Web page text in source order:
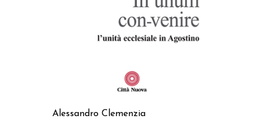
Alessandro Clemenzia